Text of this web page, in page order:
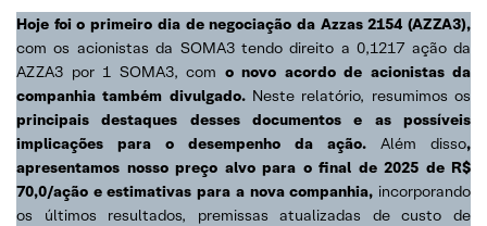
Hoje foi o primeiro dia de negociação da Azzas 2154 (AZZA3),
com os acionistas da SOMA3 tendo direito a 0,1217 ação da
AZZA3 por 1 SOMA3, com o novo acordo de acionistas da
companhia também divulgado.Neste relatório, resumimos os
principais destaques desses documentos e as possíveis
implicações para o desempenho da ação. Além disso,
apresentamos nosso preço alvo para o final de 2025 de R$
70,0/ação e estimativas para a nova companhia, incorporando
os últimos resultados, premissas atualizadas de custo de